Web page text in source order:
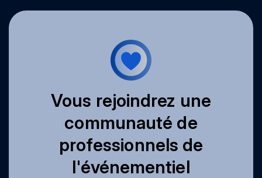
Vous rejoindrez une
communauté de
professionnels de
l'événementiel